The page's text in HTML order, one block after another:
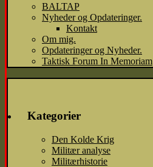
BALTAP
Nyheder og Opdateringer.
Kontakt
Om mig.
Opdateringer og Nyheder.
Taktisk Forum In Memoriam
Kategorier
Den Kolde Krig
Militær analyse
Militærhistorie